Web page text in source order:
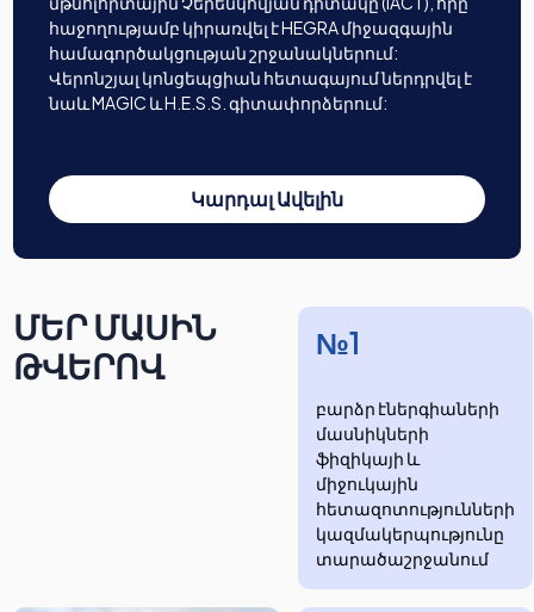
հաջողությամբ կիրառվել է HEGRA միջազգային
համագործակցության շրջանակներում:
Վերոնշյալ կոնցեպցիան հետագայում ներդրվել է
նաև MAGIC և H.E.S.S. գիտափորձերում:
Կարդալ Ավելին
ՄԵՐ ՄԱՍԻՆ
ԹՎԵՐՈՎ
№1
բարձր էներգիաների
մասնիկների
ֆիզիկայի և
միջուկային
հետազոտությունների
​​​​կազմակերպությունը
տարածաշրջանում